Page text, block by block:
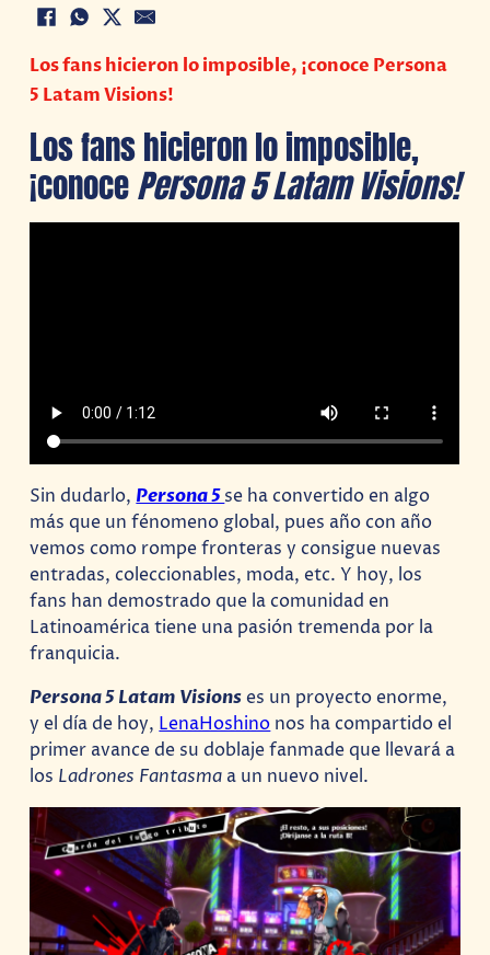
Los fans hicieron lo imposible, ¡conoce Persona
5 Latam Visions!
Los fans hicieron lo imposible,
¡conocePersona 5 Latam Visions!
Sin dudarlo, Persona 5se ha convertido en algo
más que un fénomeno global, pues año con año
vemos como rompe fronteras y consigue nuevas
entradas, coleccionables, moda, etc. Y hoy, los
fans han demostrado que la comunidad en
Latinoamérica tiene una pasión tremenda por la
franquicia.
Persona 5 Latam Visionses un proyecto enorme,
y el día de hoy, LenaHoshino nos ha compartido el
primer avance de su doblaje fanmade que llevará a
los Ladrones Fantasma a un nuevo nivel.